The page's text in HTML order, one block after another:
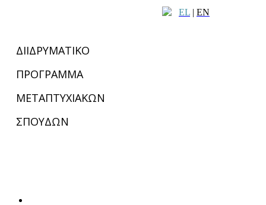
EL | EN
ΔΙΙΔΡΥΜΑΤΙΚΟ
ΠΡΟΓΡΑΜΜΑ
ΜΕΤΑΠΤΥΧΙΑΚΩΝ
ΣΠΟΥΔΩΝ